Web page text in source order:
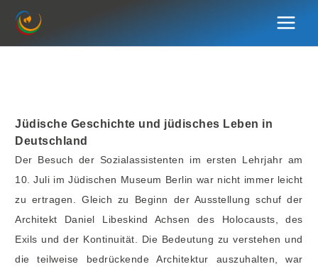
Inhalt
springen
Jüdische Geschichte und jüdisches Leben in
Deutschland
Der Besuch der Sozialassistenten im ersten Lehrjahr am
10. Juli im Jüdischen Museum Berlin war nicht immer leicht
zu ertragen. Gleich zu Beginn der Ausstellung schuf der
Architekt Daniel Libeskind Achsen des Holocausts, des
Exils und der Kontinuität. Die Bedeutung zu verstehen und
die teilweise bedrückende Architektur auszuhalten, war